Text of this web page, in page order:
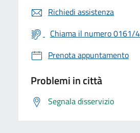
Richiedi assistenza
Chiama il numero 0161/
Prenota appuntamento
Problemi in città
Segnala disservizio